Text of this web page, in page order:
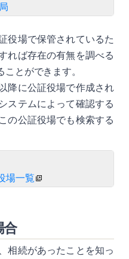
役場で保管されているた
れば存在の有無を調べる
とができます。
降に公証役場で作成され
ステムによって確認する
の公証役場でも検索する
場一覧
合
相続があったことを知っ
詳細